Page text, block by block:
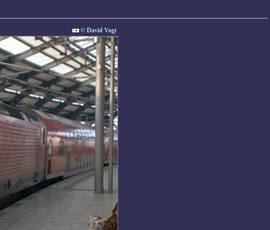
© David Vogt